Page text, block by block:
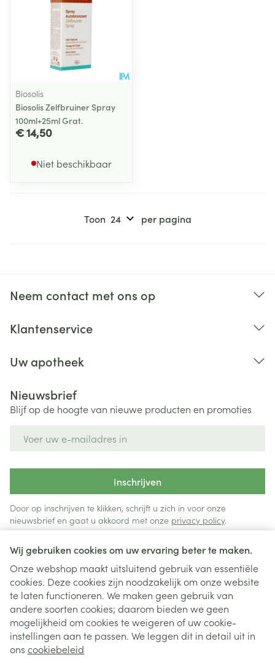
Wij gebruiken cookies om uw ervaring beter te maken.
Onze webshop maakt uitsluitend gebruik van essentiële
cookies. Deze cookies zijn noodzakelijk om onze website
te laten functioneren. We maken geen gebruik van
andere soorten cookies; daarom bieden we geen
mogelijkheid om cookies te weigeren of uw cookie-
instellingen aan te passen. We leggen dit in detail uit in
ons cookiebeleid
Biosolis
Biosolis Zelfbruiner Spray
100ml+25ml Grat.
€ 14,50
Niet beschikbaar
Toon per pagina
Neem contact met ons op
Klantenservice
Uw apotheek
Nieuwsbrief
Blijf op de hoogte van nieuwe producten en promoties
Inschrijven
Door op inschrijven te klikken, schrijft u zich in voor onze
nieuwsbrief en gaat u akkoord met onze privacy policy.
Juridische links